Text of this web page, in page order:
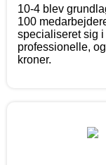
10-4 blev
100
specialiseret sig
professionelle,
kroner.